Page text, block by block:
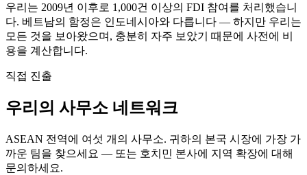
우리는 2009년 이후로 1,000건 이상의 FDI 참여를 처리했습니
다. 베트남의 함정은 인도네시아와 다릅니다 — 하지만 우리는
모든 것을 보아왔으며, 충분히 자주 보았기 때문에 사전에 비
용을 계산합니다.
직접 진출
우리의 사무소 네트워크
ASEAN 전역에 여섯 개의 사무소. 귀하의 본국 시장에 가장 가
까운 팀을 찾으세요 — 또는 호치민 본사에 지역 확장에 대해
문의하세요.